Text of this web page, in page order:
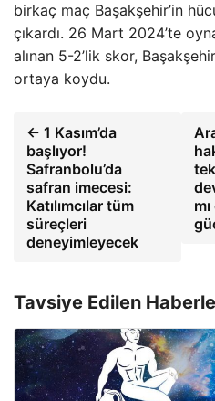
birkaç maç Başakşehir’in
çıkardı. 26 Mart 2024’te
alınan 5-2’lik skor,
ortaya koydu.
← 1 Kasım’da
başlıyor!
Safranbolu’da
safran imecesi:
Katılımcılar tüm
süreçleri
deneyimleyecek
Tavsiye Edilen